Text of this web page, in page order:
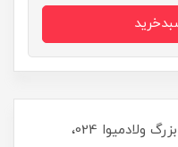
با سر سوهان شنی پدیکور دوکی بزرگ ولادمیوا 024،